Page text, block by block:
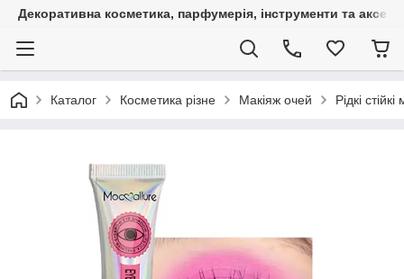
Декоративна косметика, парфумерія, інструменти та
Каталог Косметика різне Макіяж очей Рідкі